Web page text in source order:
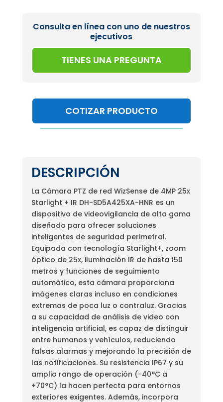
Consulta en línea con uno de nuestros
ejecutivos
TIENES UNA PREGUNTA
COTIZAR PRODUCTO
DESCRIPCIÓN
La Cámara PTZ de red WizSense de 4MP 25x
Starlight + IR DH-SD5A425XA-HNR es un
dispositivo de videovigilancia de alta gama
diseñado para ofrecer soluciones
inteligentes de seguridad perimetral.
Equipada con tecnología Starlight+, zoom
óptico de 25x, iluminación IR de hasta 150
metros y funciones de seguimiento
automático, esta cámara proporciona
imágenes claras incluso en condiciones
extremas de poca luz o contraluz. Gracias
a su capacidad de análisis de video con
inteligencia artificial, es capaz de distinguir
entre humanos y vehículos, reduciendo
falsas alarmas y mejorando la precisión de
las notificaciones. Su resistencia IP67 y su
amplio rango de operación (-40°C a
+70°C) la hacen perfecta para entornos
exteriores exigentes. Además, incorpora